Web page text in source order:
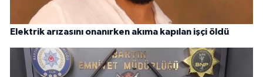
Elektrik arızasını onanırken akıma kapılan işçi öldü